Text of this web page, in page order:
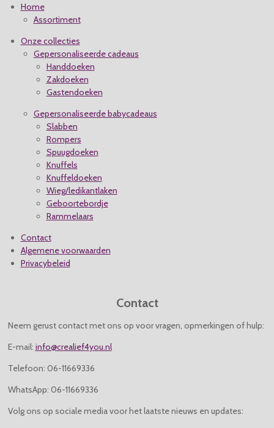
Home
Assortiment
Onze collecties
Gepersonaliseerde cadeaus
Handdoeken
Zakdoeken
Gastendoeken
Gepersonaliseerde babycadeaus
Slabben
Rompers
Spuugdoeken
Knuffels
Knuffeldoeken
Wieg/ledikantlaken
Geboortebordje
Rammelaars
Contact
Algemene voorwaarden
Privacybeleid
Contact
Neem gerust contact met ons op voor vragen, opmerkingen of hulp:
E-mail: info@crealief4you.nl
Telefoon: 06-11669336
WhatsApp: 06-11669336
Volg ons op sociale media voor het laatste nieuws en updates: